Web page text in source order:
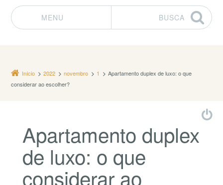
MENU
BUSCA
Início 2022 novembro 1
Apartamento duplex de luxo: o que
considerar ao escolher?
Apartamento duplex
de luxo: o que
considerar ao